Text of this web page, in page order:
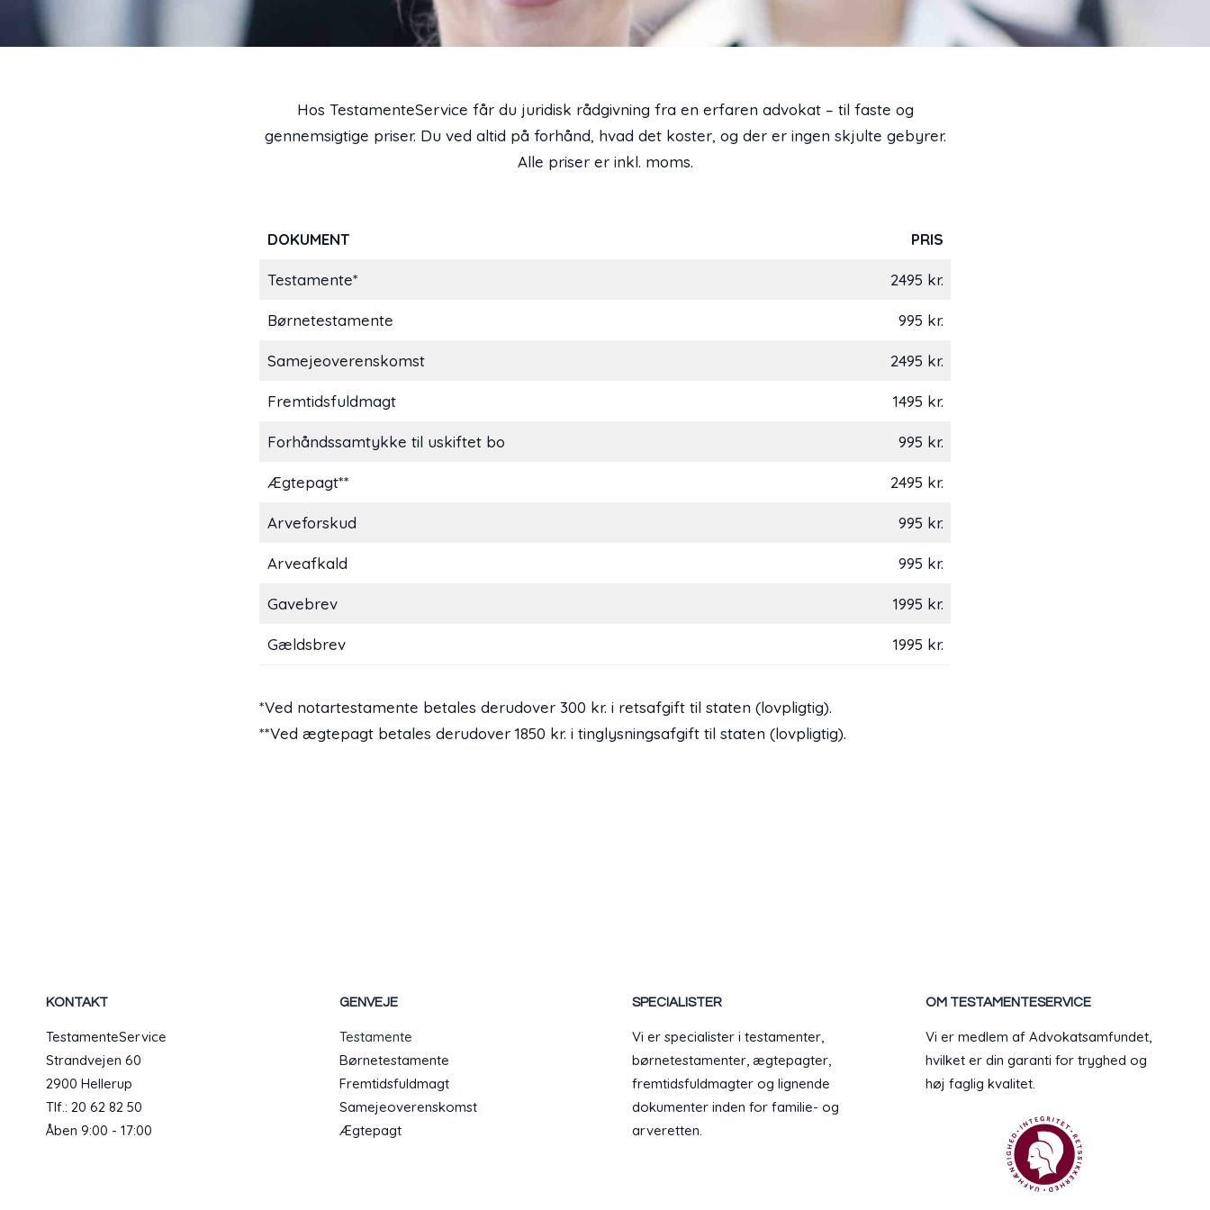
Hos TestamenteService får du juridisk rådgivning fra en erfaren advokat – til faste og
gennemsigtige priser. Du ved altid på forhånd, hvad det koster, og der er ingen skjulte gebyrer.
Alle priser er inkl. moms.
DOKUMENT PRIS
Testamente* 2495 kr.
Børnetestamente 995 kr.
Samejeoverenskomst 2495 kr.
Fremtidsfuldmagt 1495 kr.
Forhåndssamtykke til uskiftet bo 995 kr.
Ægtepagt** 2495 kr.
Arveforskud 995 kr.
Arveafkald 995 kr.
Gavebrev 1995 kr.
Gældsbrev 1995 kr.
*Ved notartestamente betales derudover 300 kr. i retsafgift til staten (lovpligtig).
**Ved ægtepagt betales derudover 1850 kr. i tinglysningsafgift til staten (lovpligtig).
KONTAKT
TestamenteService
Strandvejen 60
2900 Hellerup
Tlf.: 20 62 82 50
Åben 9:00 - 17:00
GENVEJE
Testamente
Børnetestamente
Fremtidsfuldmagt
Samejeoverenskomst
Ægtepagt
SPECIALISTER
Vi er specialister i testamenter,
børnetestamenter, ægtepagter,
fremtidsfuldmagter og lignende
dokumenter inden for familie- og
arveretten.
OM TESTAMENTESERVICE
Vi er medlem af Advokatsamfundet,
hvilket er din garanti for tryghed og
høj faglig kvalitet.